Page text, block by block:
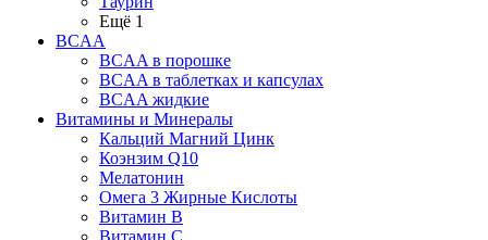
Ещё 1
BCAA
BCAA в порошке
BCAA в таблетках и капсулах
BCAA жидкие
Витамины и Минералы
Кальций Магний Цинк
Коэнзим Q10
Мелатонин
Омега 3 Жирные Кислоты
Витамин B
Витамин C